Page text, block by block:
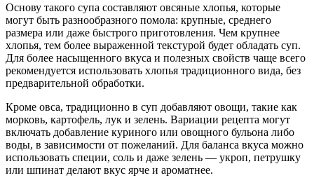
Основу такого супа составляют овсяные хлопья, которые
могут быть разнообразного помола: крупные, среднего
размера или даже быстрого приготовления. Чем крупнее
хлопья, тем более выраженной текстурой будет обладать суп.
Для более насыщенного вкуса и полезных свойств чаще всего
рекомендуется использовать хлопья традиционного вида, без
предварительной обработки.
Кроме овса, традиционно в суп добавляют овощи, такие как
морковь, картофель, лук и зелень. Вариации рецепта могут
включать добавление куриного или овощного бульона либо
воды, в зависимости от пожеланий. Для баланса вкуса можно
использовать специи, соль и даже зелень — укроп, петрушку
или шпинат делают вкус ярче и ароматнее.